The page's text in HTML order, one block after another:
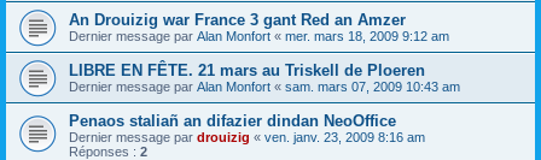
An Drouizig war France 3 gant Red an Amzer
Dernier message par Alan Monfort « mer. mars 18, 2009 9:12 am
LIBRE EN FÊTE. 21 mars au Triskell de Ploeren
Dernier message par Alan Monfort « sam. mars 07, 2009 10:43 am
Penaos staliañ an difazier dindan NeoOffice
Dernier message par drouizig « ven. janv. 23, 2009 8:16 am
Réponses : 2